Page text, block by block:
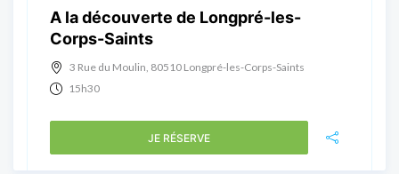
A la découverte de Longpré-les-
Corps-Saints
3 Rue du Moulin, 80510 Longpré-les-Corps-Saints
15h30
JE RÉSERVE